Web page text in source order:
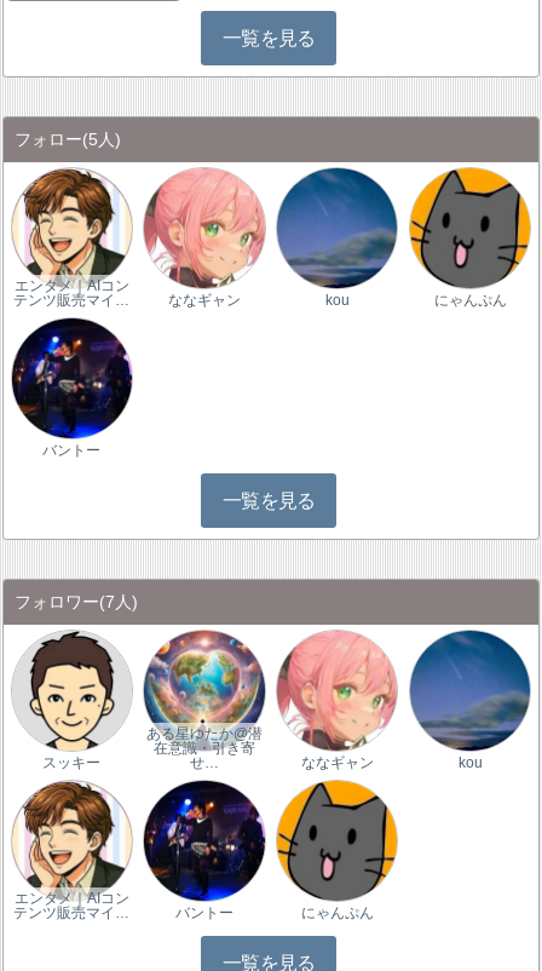
一覧を見る
フォロー(5人)
エンタメ｜AIコン
テンツ販売マイ…
ななギャン kou にゃんぷん
バントー
一覧を見る
フォロワー(7人)
スッキー
ある星ゆたか@潜
在意識・引き寄
せ…
ななギャン kou
エンタメ｜AIコン
テンツ販売マイ…
バントー にゃんぷん
一覧を見る